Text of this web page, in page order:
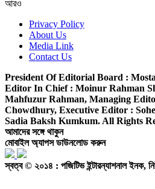
আরও
Privacy Policy
About Us
Media Link
Contact Us
President Of Editorial Board :
Editor In Chief : Moinur Rahman
Mahfuzur Rahman, Managing
Chowdhury, Executive Editor :
Sadia Baksh Kumkum. All Rights
আমাদের সঙ্গে থাকুন
মোবাইল অ্যাপস ডাউনলোড করুন
স্বত্ব © ২০১৪ : পজিটিভ ইন্টারন্যাশনাল ইনক,